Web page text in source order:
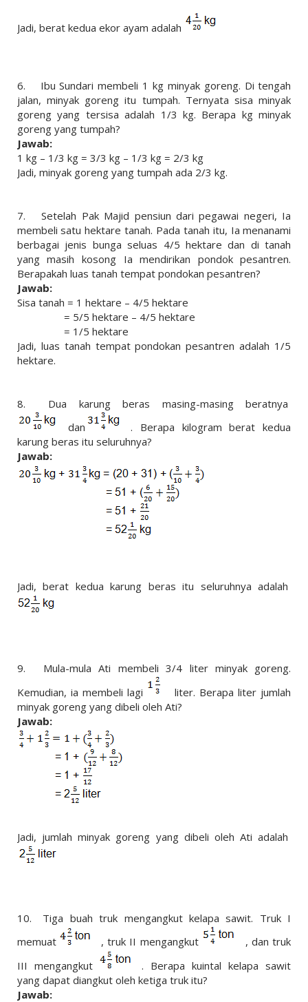
Jadi, berat kedua ekor ayam adalah
6.
Ibu Sundari membeli 1 kg minyak goreng. Di tengah
jalan, minyak goreng itu tumpah. Ternyata sisa minyak
goreng yang tersisa adalah 1/3 kg. Berapa kg minyak
goreng yang tumpah?
Jawab:
1 kg – 1/3 kg = 3/3 kg – 1/3 kg = 2/3 kg
Jadi, minyak goreng yang tumpah ada 2/3 kg.
7.
Setelah Pak Majid pensiun dari pegawai negeri, Ia
membeli satu hektare tanah. Pada tanah itu, Ia menanami
berbagai jenis bunga seluas 4/5 hektare dan di tanah
yang masih kosong Ia mendirikan pondok pesantren.
Berapakah luas tanah tempat pondokan pesantren?
Jawab:
Sisa tanah = 1 hektare – 4/5 hektare
= 5/5 hektare – 4/5 hektare
= 1/5 hektare
Jadi, luas tanah tempat pondokan pesantren adalah 1/5
hektare.
8.
Dua karung beras masing-masing beratnya
dan
. Berapa kilogram berat kedua
karung beras itu seluruhnya?
Jawab:
Jadi, berat kedua karung beras itu seluruhnya adalah
9.
Mula-mula Ati membeli 3/4 liter minyak goreng.
Kemudian, ia membeli lagi
liter. Berapa liter jumlah
minyak goreng yang dibeli oleh Ati?
Jawab:
Jadi, jumlah minyak goreng yang dibeli oleh Ati adalah
10.
Tiga buah truk mengangkut kelapa sawit. Truk I
memuat
, truk II mengangkut
, dan truk
III mengangkut
. Berapa kuintal kelapa sawit
yang dapat diangkut oleh ketiga truk itu?
Jawab: